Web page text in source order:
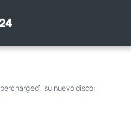
su nuevo disco: